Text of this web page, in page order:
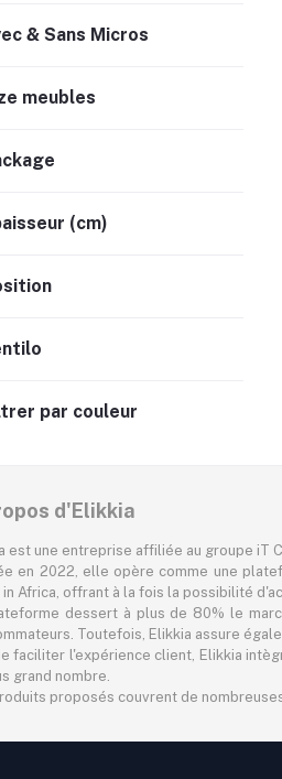
& Sans Micros
meubles
(cm)
par couleur
d'Elikkia
est une entreprise affiliée au groupe iT
en 2022, elle opère comme une
in Africa, offrant à la fois la possibilité
dessert à plus de 80% le
Toutefois, Elikkia assure
faciliter l'expérience client, Elikkia
grand nombre.
proposés couvrent de